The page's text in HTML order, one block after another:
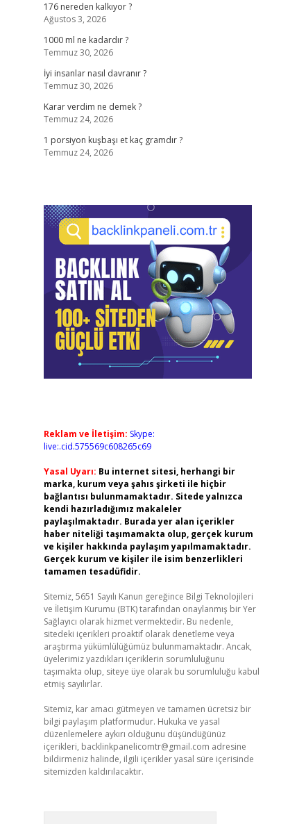
176 nereden kalkıyor ?
Ağustos 3, 2026
1000 ml ne kadardır ?
Temmuz 30, 2026
İyi insanlar nasıl davranır ?
Temmuz 30, 2026
Karar verdim ne demek ?
Temmuz 24, 2026
1 porsiyon kuşbaşı et kaç gramdır ?
Temmuz 24, 2026
Reklam ve İletişim: Skype:
live:.cid.575569c608265c69
Yasal Uyarı: Bu internet sitesi, herhangi bir
marka, kurum veya şahıs şirketi ile hiçbir
bağlantısı bulunmamaktadır. Sitede yalnızca
kendi hazırladığımız makaleler
paylaşılmaktadır. Burada yer alan içerikler
haber niteliği taşımamakta olup, gerçek kurum
ve kişiler hakkında paylaşım yapılmamaktadır.
Gerçek kurum ve kişiler ile isim benzerlikleri
tamamen tesadüfidir.
Sitemiz, 5651 Sayılı Kanun gereğince Bilgi Teknolojileri
ve İletişim Kurumu (BTK) tarafından onaylanmış bir Yer
Sağlayıcı olarak hizmet vermektedir. Bu nedenle,
sitedeki içerikleri proaktif olarak denetleme veya
araştırma yükümlülüğümüz bulunmamaktadır. Ancak,
üyelerimiz yazdıkları içeriklerin sorumluluğunu
taşımakta olup, siteye üye olarak bu sorumluluğu kabul
etmiş sayılırlar.
Sitemiz, kar amacı gütmeyen ve tamamen ücretsiz bir
bilgi paylaşım platformudur. Hukuka ve yasal
düzenlemelere aykırı olduğunu düşündüğünüz
içerikleri, backlinkpanelicomtr@gmail.com adresine
bildirmeniz halinde, ilgili içerikler yasal süre içerisinde
sitemizden kaldırılacaktır.